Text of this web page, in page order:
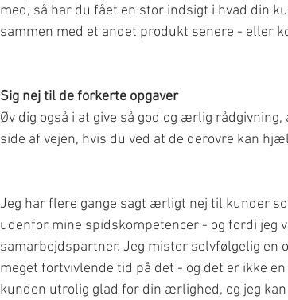
med, så har du fået en stor indsigt i hvad din
sammen med et andet produkt senere - eller
Sig nej til de forkerte opgaver
Øv dig også i at give så god og ærlig
side af vejen, hvis du ved at de derovre kan
Jeg har flere gange sagt ærligt nej til kunder
udenfor mine spidskompetencer - og fordi jeg
samarbejdspartner. Jeg mister selvfølgelig en
meget fortvivlende tid på det - og det er ikke
kunden utrolig glad for din ærlighed, og jeg